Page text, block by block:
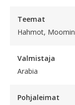
Teemat
Hahmot,
Valmistaja
Arabia
Pohjaleimat